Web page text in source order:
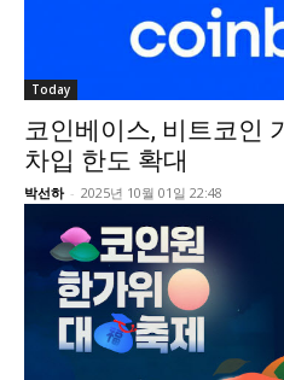
Today
코인베이스, 비트코인
차입 한도 확대
박선하 - 2025년 10월 01일 22:48